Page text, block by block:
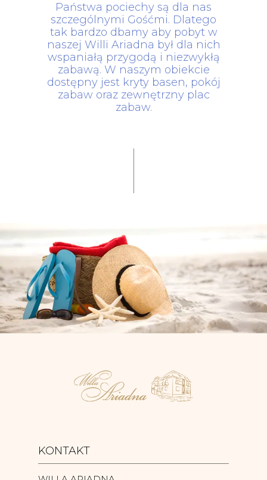
Państwa pociechy są dla nas
szczególnymi Gośćmi. Dlatego
tak bardzo dbamy aby pobyt w
naszej Willi Ariadna był dla nich
wspaniałą przygodą i niezwykłą
zabawą. W naszym obiekcie
dostępny jest kryty basen, pokój
zabaw oraz zewnętrzny plac
zabaw.
KONTAKT